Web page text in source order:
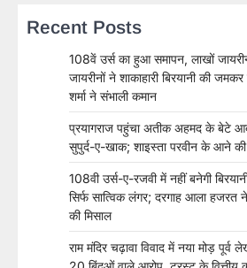
Recent Posts
108वें उर्स का हुआ समापन, लाखों
जायरीनों ने शाकाहारी बिरयानी की
शर्मा ने संभाली कमान
प्रयागराज पहुंचा अतीक अहमद के बेटे
सुपुर्द-ए-खाक; शाइस्ता परवीन के आने
108वी उर्स-ए-रजवी में नहीं बनेगी
सिर्फ सात्विक लंगर; दरगाह आला हजरत
की मिसाल
राम मंदिर चढ़ावा विवाद में नया मोड़